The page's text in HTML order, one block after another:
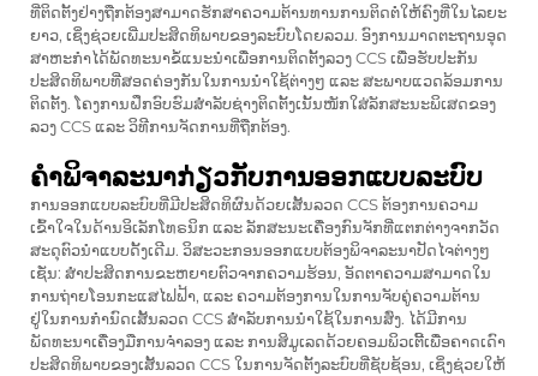
ທີ່ຕິດຕັ້ງຢ່າງຖືກຕ້ອງສາມາດຮັກສາຄວາມຕ້ານທານການຕິດຕໍ່ໃຫ້ຄົງທີ່ໃນໄລຍະ
ຍາວ, ເຊິ່ງຊ່ວຍເພີ່ມປະສິດທິພາບຂອງລະບົບໂດຍລວມ. ອົງການມາດຕະຖານອຸດ
ສາຫະກໍາໄດ້ພັດທະນາຂໍ້ແນະນໍາເພື່ອການຕິດຕັ້ງລວງ CCS ເພື່ອຮັບປະກັນ
ປະສິດທິພາບທີ່ສອດຄ່ອງກັນໃນການນໍາໃຊ້ຕ່າງໆ ແລະ ສະພາບແວດລ້ອມການ
ຕິດຕັ້ງ. ໂຄງການຝຶກອົບຮົມສໍາລັບຊ່າງຕິດຕັ້ງເນັ້ນໜັກໃສ່ລັກສະນະພິເສດຂອງ
ລວງ CCS ແລະ ວິທີການຈັດການທີ່ຖືກຕ້ອງ.
ຄຳພິຈາລະນາກ່ຽວກັບການອອກແບບລະບົບ
ການອອກແບບລະບົບທີ່ມີປະສິດທິຜົນດ້ວຍເສັ້ນລວດ CCS ຕ້ອງການຄວາມ
ເຂົ້າໃຈໃນດ້ານອິເລັກໂທຣນິກ ແລະ ລັກສະນະເຄື່ອງກົນຈັກທີ່ແຕກຕ່າງຈາກວັດ
ສະດຸຕົວນຳແບບດັ້ງເດີມ. ວິສະວະກອນອອກແບບຕ້ອງພິຈາລະນາປັດໄຈຕ່າງໆ
ເຊັ່ນ: ສຳປະສິດການຂະຫຍາຍຕົວຈາກຄວາມຮ້ອນ, ອັດຕາຄວາມສາມາດໃນ
ການຖ່າຍໂອນກະແສໄຟຟ້າ, ແລະ ຄວາມຕ້ອງການໃນການຈັບຄູ່ຄວາມຕ້ານ
ຢູ່ໃນການກຳນົດເສັ້ນລວດ CCS ສຳລັບການນຳໃຊ້ໃນການສົ່ງ. ໄດ້ມີການ
ພັດທະນາເຄື່ອງມືການຈຳລອງ ແລະ ການສິມູເລດດ້ວຍຄອມພິວເຕີ້ເພື່ອຄາດເດົາ
ປະສິດທິພາບຂອງເສັ້ນລວດ CCS ໃນການຈັດຕັ້ງລະບົບທີ່ຊັບຊ້ອນ, ເຊິ່ງຊ່ວຍໃຫ້